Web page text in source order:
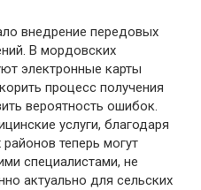
внедрение передовых
В мордовских
электронные карты
процесс получения
вероятность ошибок.
услуги, благодаря
теперь могут
специалистами, не
актуально для сельских